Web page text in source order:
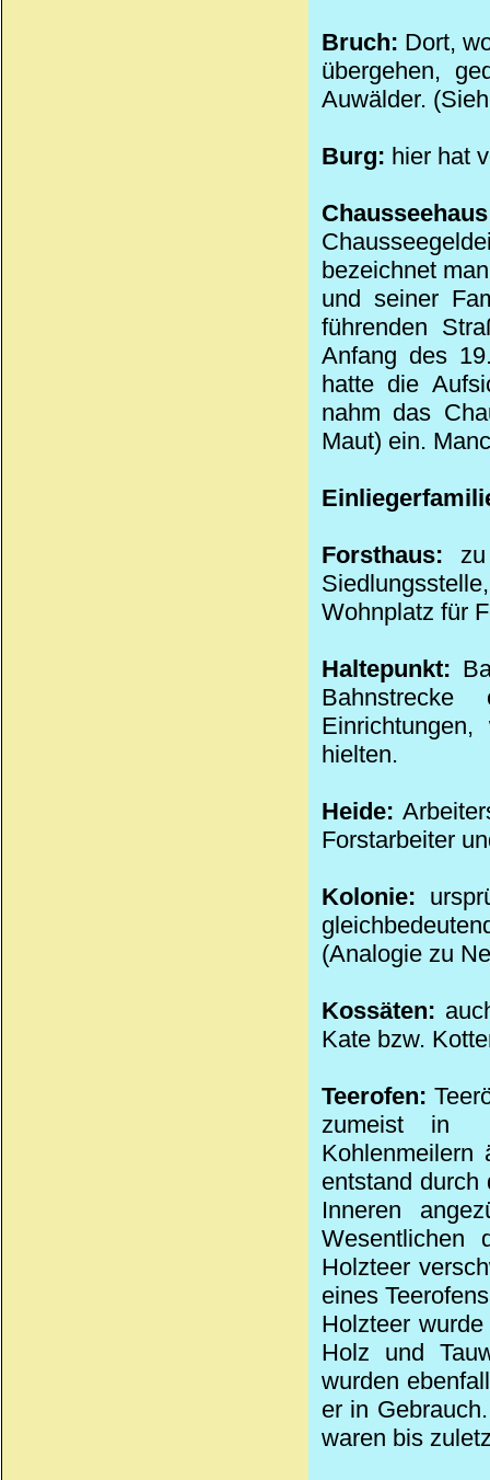
Bruch: Dort,
übergehen,
Auwälder.
Burg: hier hat
bezeichnet
und seiner
führenden
Anfang des
hatte die
nahm das
Maut) ein.
Forsthaus:
Wohnplatz für
Haltepunkt:
hielten.
Heide:
Forstarbeiter
Kolonie:
(Analogie zu
Kossäten:
Kate bzw.
Teerofen:
zumeist in
entstand durch
Inneren
Wesentlichen
Holzteer
eines
Holzteer
Holz und
wurden
er in
waren bis